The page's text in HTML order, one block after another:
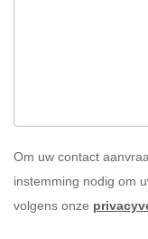
Om uw contact
instemming nodig om
volgens onze